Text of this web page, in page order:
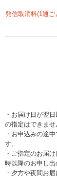
発信取消料(1通ご
・お届け日が翌
の指定はできませ
・お申込みの途
す。
・ご指定のお届
時以降のお申し出
・夕方や夜間お